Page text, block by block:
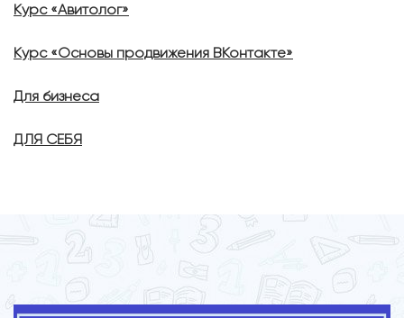
Курс «Авитолог»
Курс «Основы продвижения ВКонтакте»
Для бизнеса
ДЛЯ СЕБЯ